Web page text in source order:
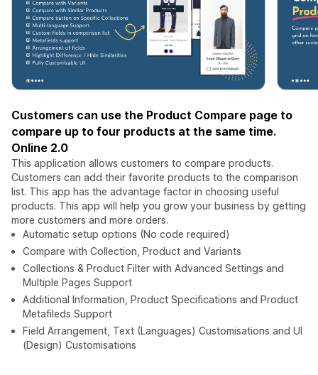
Customers can use the Product Compare page to
compare up to four products at the same time.
Online 2.0
This application allows customers to compare products.
Customers can add their favorite products to the comparison
list. This app has the advantage factor in choosing useful
products. This app will help you grow your business by getting
more customers and more orders.
Automatic setup options (No code required)
Compare with Collection, Product and Variants
Collections & Product Filter with Advanced Settings and
Multiple Pages Support
Additional Information, Product Specifications and Product
Metafileds Support
Field Arrangement, Text (Languages) Customisations and UI
(Design) Customisations